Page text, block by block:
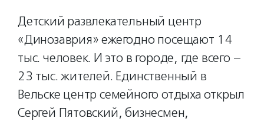
Детский развлекательный центр
«Динозаврия» ежегодно посещают 14
тыс. человек. И это в городе, где всего –
23 тыс. жителей. Единственный в
Вельске центр семейного отдыха открыл
Сергей Пятовский, бизнесмен,